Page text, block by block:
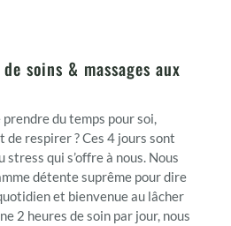
soins & massages aux
prendre du temps pour soi,
de respirer ? Ces 4 jours sont
stress qui s’offre à nous. Nous
détente suprême pour dire
et bienvenue au lâcher
2 heures de soin par jour, nous